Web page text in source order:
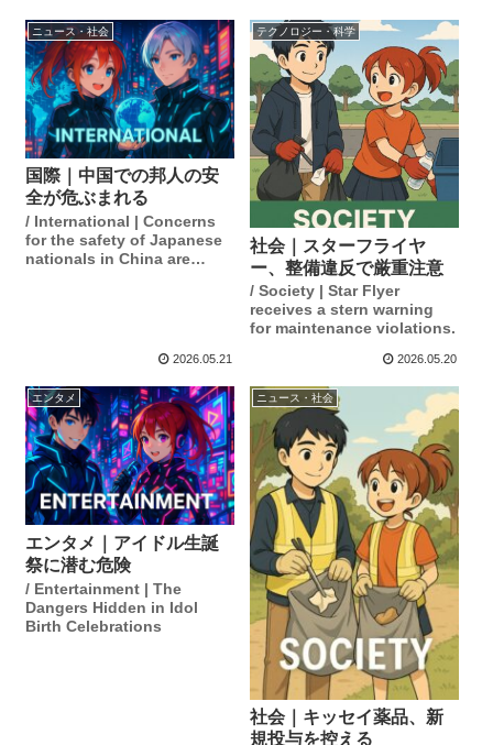
ニュース・社会
国際｜中国での邦人の安
全が危ぶまれる
/ International | Concerns
for the safety of Japanese
nationals in China are
2026.05.21
テクノロジー・科学
社会｜スターフライヤ
ー、整備違反で厳重注意
/ Society | Star Flyer
receives a stern warning
for maintenance violations.
2026.05.20
エンタメ
エンタメ｜アイドル生誕
祭に潜む危険
/ Entertainment | The
Dangers Hidden in Idol
Birth Celebrations
ニュース・社会
社会｜キッセイ薬品、新
規投与を控える